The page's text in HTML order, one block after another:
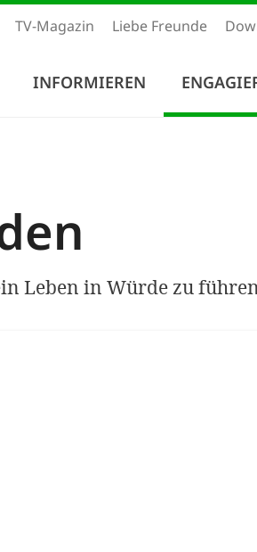
TV-Magazin Liebe Freunde
INFORMIEREN
Leben in Würde zu